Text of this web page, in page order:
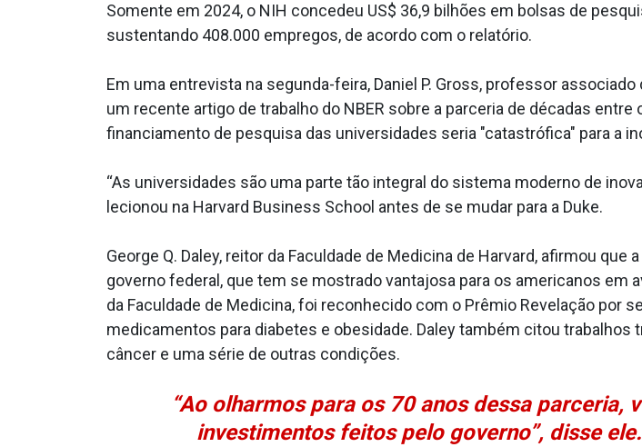
Somente em 2024, o NIH concedeu US$ 36,9 bilhões em bolsas de
sustentando 408.000 empregos, de acordo com o relatório.
Em uma entrevista na segunda-feira, Daniel P. Gross, professor
um recente artigo de trabalho do NBER sobre a parceria de décadas
financiamento de pesquisa das universidades seria "catastrófica" para a
“As universidades são uma parte tão integral do sistema moderno de
lecionou na Harvard Business School antes de se mudar para a Duke.
George Q. Daley, reitor da Faculdade de Medicina de Harvard, afirmou
governo federal, que tem se mostrado vantajosa para os americanos em
da Faculdade de Medicina, foi reconhecido com o Prêmio Revelação por
medicamentos para diabetes e obesidade. Daley também citou
câncer e uma série de outras condições.
“Ao olharmos para os 70 anos dessa
investimentos feitos pelo governo”, disse